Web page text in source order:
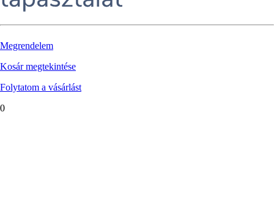
Megrendelem
Kosár megtekintése
Folytatom a vásárlást
0